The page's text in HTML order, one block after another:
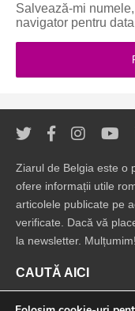
Salvează-mi
navigator pentru
Ziarul de Belgia este o
ofere informații utile
articolele publicate pe
verificate. Dacă vă
la newsletter. Mulțumim!
CAUTĂ AICI